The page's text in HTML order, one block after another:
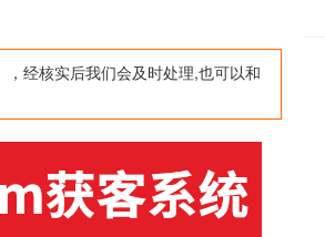
，经核实后我们会及时处理,也可以和